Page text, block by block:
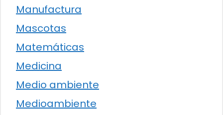
Manufactura
Mascotas
Matemáticas
Medicina
Medio ambiente
Medioambiente